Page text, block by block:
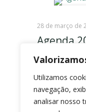
Utilizamos
navegação,
analisar nosso
28 de março de
Agenda
Joinville
Read